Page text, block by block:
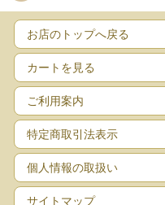
お店のトップへ戻る
カートを見る
ご利用案内
特定商取引法表示
個人情報の取扱い
サイトマップ